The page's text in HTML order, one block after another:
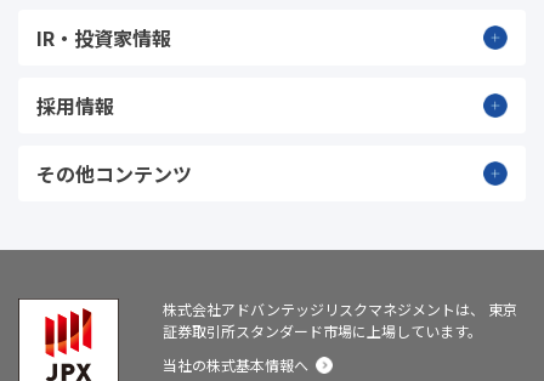
IR・投資家情報
採用情報
その他コンテンツ
株式会社アドバンテッジリスクマネジメントは、
東京
証券取引所スタンダード市場に上場しています。
当社の株式基本情報へ